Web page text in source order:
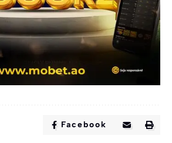
Facebook